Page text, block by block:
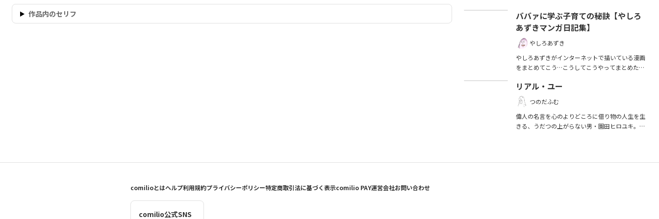
ババァに学ぶ子育ての秘訣【やしろ
あずきマンガ日記集】
やしろあずき
やしろあずきがインターネットで描いている漫画
をまとめてこう…こうしてこうやってまとめたお
リアル・ユー
つのだふむ
偉人の名言を心のよりどころに借り物の人生を生
きる、うだつの上がらない男・園田ヒロユキ。人
リアルに生きるとは何か？」を読者に問い掛け
作品内のセリフ
comilioとはヘルプ利用規約プライバシーポリシー特定商取引法に基づく表示comilio PAY運営会社お問い合わせ
comilio公式SNS